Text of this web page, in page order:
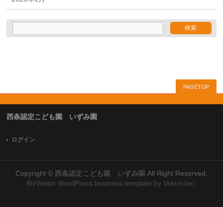
PAGETOP
西条認定こども園 いずみ園
ログイン
Copyright © 西条認定こども園 いずみ園 All Right Reserved.
BizVektor WordPress business template byVektor,Inc.